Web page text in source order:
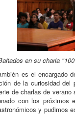
en su charla
es el
de la curiosidad
de charlas de
con los
y pudimos